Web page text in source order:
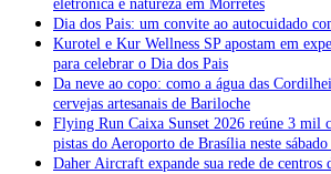
eletrônica e natureza em Morretes
Dia dos Pais: um convite ao autocuidado
Kurotel e Kur Wellness SP apostam em
para celebrar o Dia dos Pais
Da neve ao copo: como a água das
cervejas artesanais de Bariloche
Flying Run Caixa Sunset 2026 reúne 3 mil
pistas do Aeroporto de Brasília neste
Daher Aircraft expande sua rede de centros